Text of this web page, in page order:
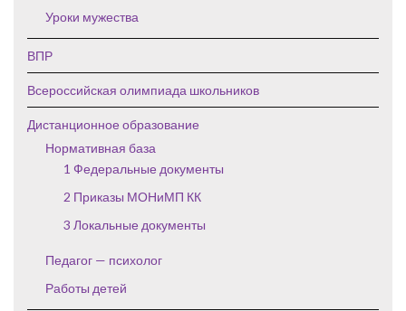
Уроки мужества
ВПР
Всероссийская олимпиада школьников
Дистанционное образование
Нормативная база
1 Федеральные документы
2 Приказы МОНиМП КК
3 Локальные документы
Педагог — психолог
Работы детей